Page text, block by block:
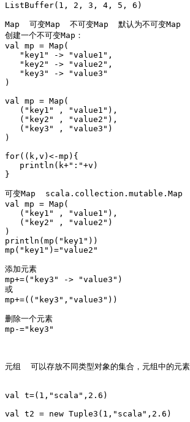
ListBuffer(1, 2, 3, 4, 5, 6)
Map  可变Map  不可变Map  默认为不可变Map
创建一个不可变Map：
val mp = Map(
   "key1" -> "value1",
   "key2" -> "value2",
   "key3" -> "value3"
)
val mp = Map(
   ("key1" , "value1"),
   ("key2" , "value2"),
   ("key3" , "value3")
)
for((k,v)<-mp){
   println(k+":"+v)
}
可变Map  scala.collection.mutable.Map
val mp = Map(
   ("key1" , "value1"),
   ("key2" , "value2")
)
println(mp("key1"))
mp("key1")="value2"
添加元素
mp+=("key3" -> "value3")
或
mp+=(("key3","value3"))
删除一个元素
mp-="key3"
元组  可以存放不同类型对象的集合，元组中的元
val t=(1,"scala",2.6)
val t2 = new Tuple3(1,"scala",2.6)